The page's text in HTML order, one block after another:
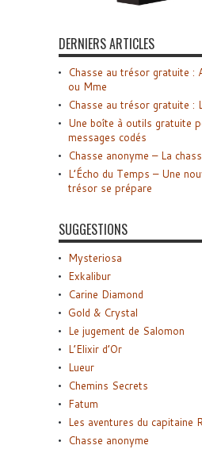
DERNIERS ARTICLES
Chasse au trésor gratuite :
ou Mme
Chasse au trésor gratuite :
Une boîte à outils gratuite
messages codés
Chasse anonyme – La
L’Écho du Temps – Une
trésor se prépare
SUGGESTIONS
Mysteriosa
Exkalibur
Carine Diamond
Gold & Crystal
Le jugement de Salomon
L’Elixir d’Or
Lueur
Chemins Secrets
Fatum
Les aventures du capitaine
Chasse anonyme